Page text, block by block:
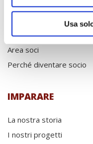
Usa
I nostri progetti
News
Area soci
Perché diventare socio
IMPARARE
La nostra storia
I nostri progetti